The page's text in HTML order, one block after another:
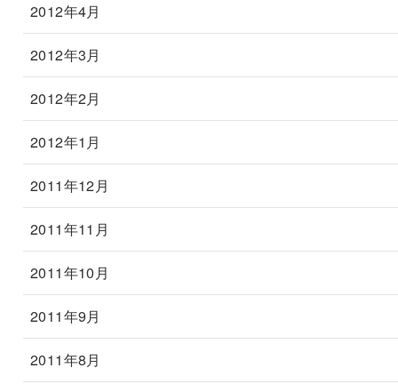
2012年4月
2012年3月
2012年2月
2012年1月
2011年12月
2011年11月
2011年10月
2011年9月
2011年8月